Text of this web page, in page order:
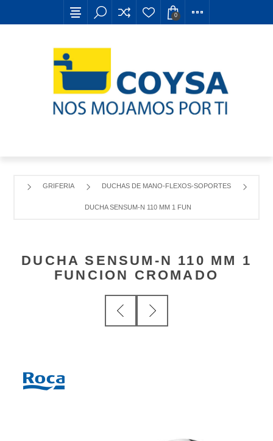
0
GRIFERIA DUCHAS DE MANO-FLEXOS-SOPORTES
DUCHA SENSUM-N 110 MM 1 FUNCION CROMADO
DUCHA SENSUM-N 110 MM 1
FUNCION CROMADO